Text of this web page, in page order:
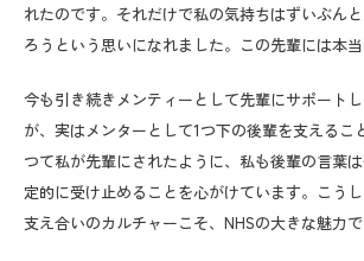
れたのです。それだけで私の気持ちはずいぶん
ろうという思いになれました。この先輩には本当
今も引き続きメンティーとして先輩にサポート
が、実はメンターとして1つ下の後輩を支えるこ
つて私が先輩にされたように、私も後輩の言葉
定的に受け止めることを心がけています。こう
支え合いのカルチャーこそ、 NHSの大きな魅力で